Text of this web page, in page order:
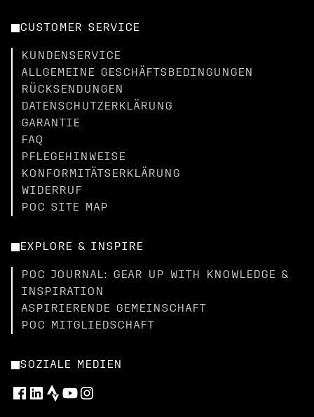
CUSTOMER SERVICE
KUNDENSERVICE
ALLGEMEINE GESCHÄFTSBEDINGUNGEN
RÜCKSENDUNGEN
DATENSCHUTZERKLÄRUNG
GARANTIE
FAQ
PFLEGEHINWEISE
KONFORMITÄTSERKLÄRUNG
WIDERRUF
POC SITE MAP
EXPLORE & INSPIRE
POC JOURNAL: GEAR UP WITH KNOWLEDGE &
INSPIRATION
ASPIRIERENDE GEMEINSCHAFT
POC MITGLIEDSCHAFT
SOZIALE MEDIEN